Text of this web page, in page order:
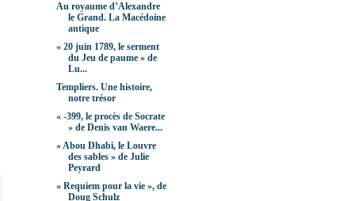
Au royaume d’Alexandre
le Grand. La Macédoine
antique
« 20 juin 1789, le serment
du Jeu de paume » de
Lu...
Templiers. Une histoire,
notre trésor
« -399, le procès de Socrate
» de Denis van Waere...
« Abou Dhabi, le Louvre
des sables » de Julie
Peyrard
« Requiem pour la vie », de
Doug Schulz